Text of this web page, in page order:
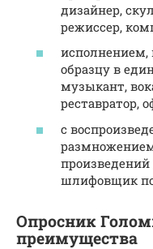
дизайнер,
режиссер,
исполнением,
образцу в
музыкант,
реставратор,
с
произведений
шлифовщик
Опросник
преимущества